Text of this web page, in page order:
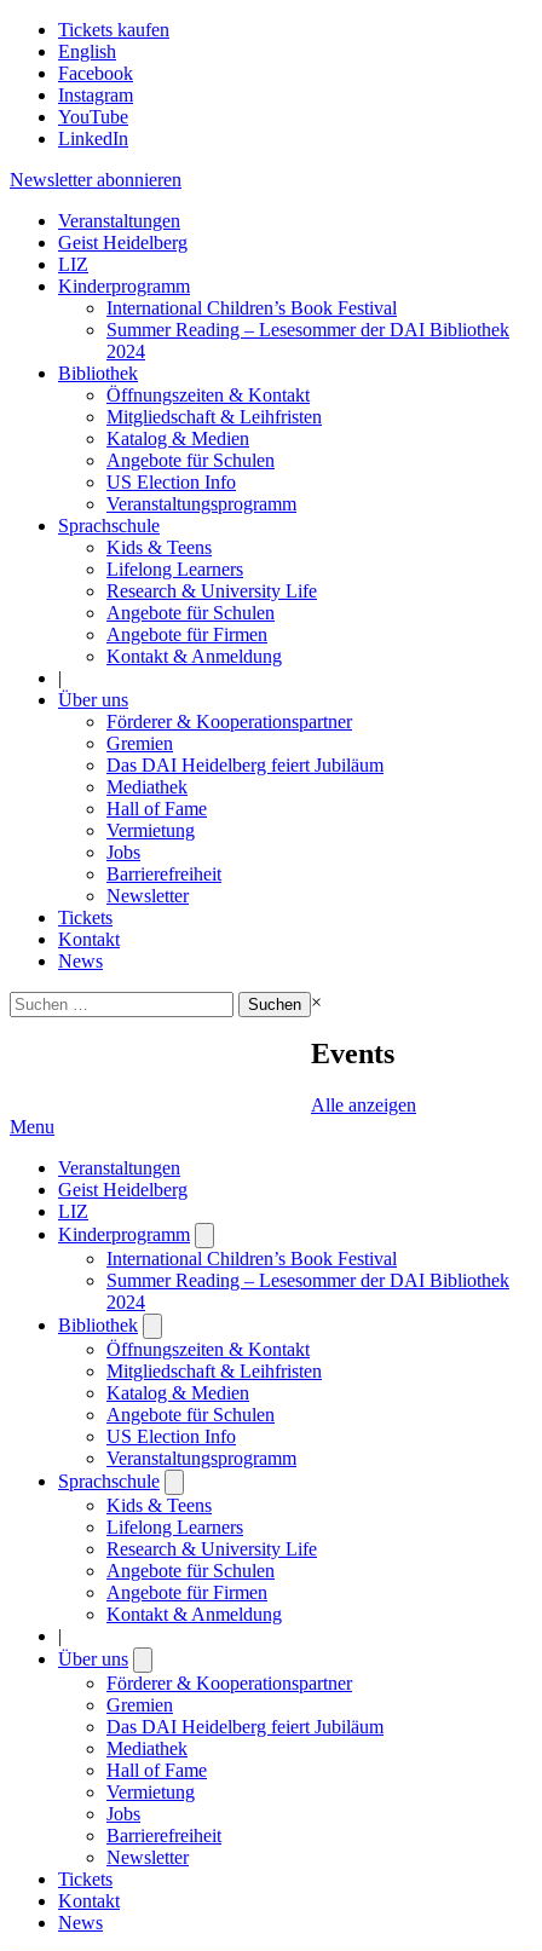
Tickets kaufen
English
Facebook
Instagram
YouTube
LinkedIn
Newsletter abonnieren
Veranstaltungen
Geist Heidelberg
LIZ
Kinderprogramm
International Children’s Book Festival
Summer Reading – Lesesommer der DAI Bibliothek
2024
Bibliothek
Öffnungszeiten & Kontakt
Mitgliedschaft & Leihfristen
Katalog & Medien
Angebote für Schulen
US Election Info
Veranstaltungsprogramm
Sprachschule
Kids & Teens
Lifelong Learners
Research & University Life
Angebote für Schulen
Angebote für Firmen
Kontakt & Anmeldung
|
Über uns
Förderer & Kooperationspartner
Gremien
Das DAI Heidelberg feiert Jubiläum
Mediathek
Hall of Fame
Vermietung
Jobs
Barrierefreiheit
Newsletter
Tickets
Kontakt
News
Suchen
nach:
×
Events
Alle anzeigen
Menu
Veranstaltungen
Geist Heidelberg
LIZ
Kinderprogramm
submenu
International Children’s Book Festival
Summer Reading – Lesesommer der DAI Bibliothek
2024
Bibliothek
submenu
Öffnungszeiten & Kontakt
Mitgliedschaft & Leihfristen
Katalog & Medien
Angebote für Schulen
US Election Info
Veranstaltungsprogramm
Sprachschule
submenu
Kids & Teens
Lifelong Learners
Research & University Life
Angebote für Schulen
Angebote für Firmen
Kontakt & Anmeldung
|
Über uns
submenu
Förderer & Kooperationspartner
Gremien
Das DAI Heidelberg feiert Jubiläum
Mediathek
Hall of Fame
Vermietung
Jobs
Barrierefreiheit
Newsletter
Tickets
Kontakt
News